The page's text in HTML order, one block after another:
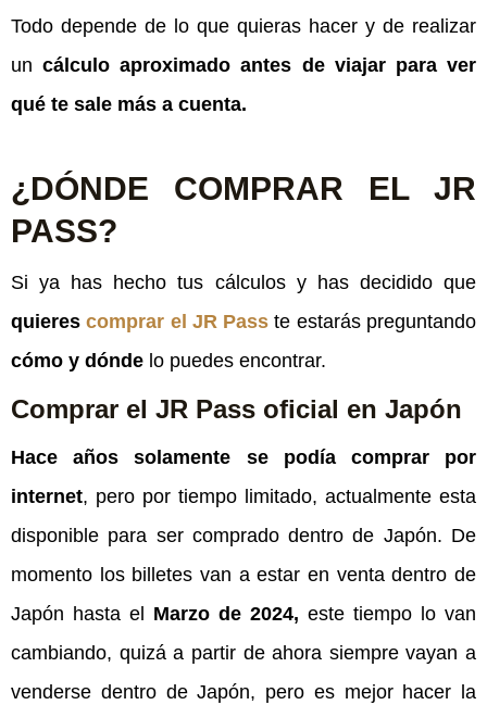
Todo depende de lo que quieras hacer y de realizar
uncálculo aproximado antes de viajar para ver
qué te sale más a cuenta.
¿DÓNDE COMPRAR EL JR
PASS?
Si ya has hecho tus cálculos y has decidido que
quierescomprar el JR Passte estarás preguntando
cómo y dónde lo puedes encontrar.
Comprar el JR Pass oficial en Japón
Hace años solamente se podía comprar por
internet, pero por tiempo limitado, actualmente esta
disponible para ser comprado dentro de Japón. De
momento los billetes van a estar en venta dentro de
Japón hasta el
Marzo de 2024, este tiempo lo van
cambiando, quizá a partir de ahora siempre vayan a
venderse dentro de Japón, pero es mejor hacer la